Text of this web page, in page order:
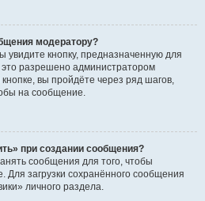
модератору?
кнопку, предназначенную для
разрешено администратором
вы пройдёте через ряд шагов,
на сообщение.
при создании сообщения?
сообщения для того, чтобы
Для загрузки сохранённого сообщения
личного раздела.